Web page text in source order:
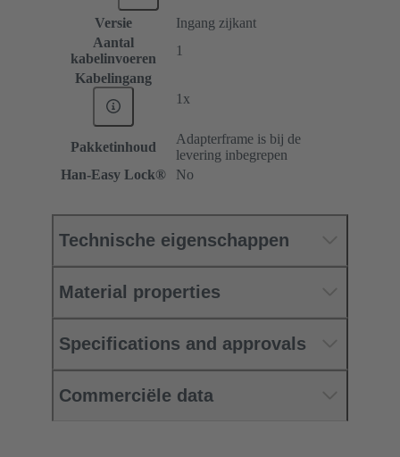
Versie
Ingang zijkant
Aantal
kabelinvoeren
1
Kabelingang
1x
Pakketinhoud
Adapterframe is bij de
levering inbegrepen
Han-Easy Lock®
No
Technische eigenschappen
Material properties
Specifications and approvals
Commerciële data